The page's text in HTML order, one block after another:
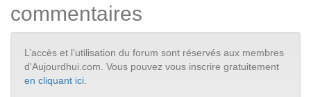
commentaires
L’accès et l’utilisation du forum sont réservés aux membres
d'Aujourdhui.com. Vous pouvez vous inscrire gratuitement
en cliquant ici.